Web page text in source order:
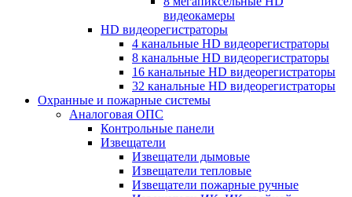
видеокамеры
HD видеорегистраторы
4 канальные HD видеорегистраторы
8 канальные HD видеорегистраторы
16 канальные HD видеорегистраторы
32 канальные HD видеорегистраторы
Охранные и пожарные системы
Аналоговая ОПС
Контрольные панели
Извещатели
Извещатели дымовые
Извещатели тепловые
Извещатели пожарные ручные